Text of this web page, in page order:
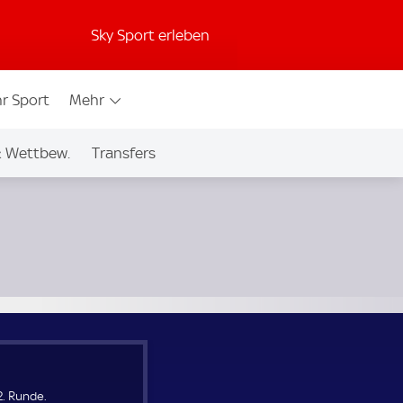
Sky Sport erleben
Sport Mehr
Wettbew. Transfers
Runde.